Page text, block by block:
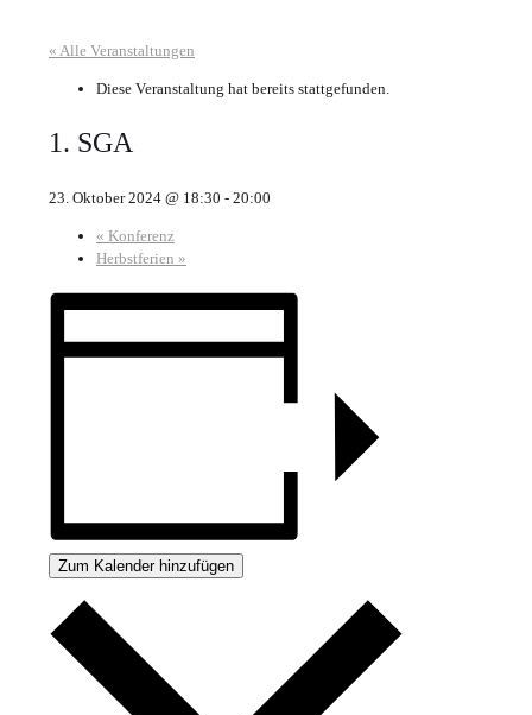
« Alle Veranstaltungen
Diese Veranstaltung hat bereits stattgefunden.
1. SGA
23. Oktober 2024 @ 18:30 - 20:00
« Konferenz
Herbstferien »
Zum Kalender hinzufügen